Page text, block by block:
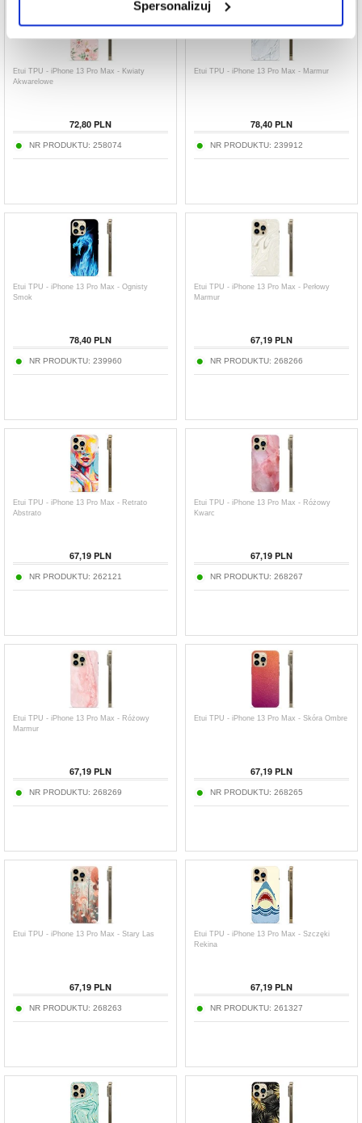
Spersonalizuj
Etui TPU - iPhone 13 Pro Max - Kwiaty
Akwarelowe
72,80 PLN
NR PRODUKTU: 258074
Etui TPU - iPhone 13 Pro Max - Marmur
78,40 PLN
NR PRODUKTU: 239912
Etui TPU - iPhone 13 Pro Max - Ognisty
Smok
78,40 PLN
NR PRODUKTU: 239960
Etui TPU - iPhone 13 Pro Max - Perłowy
Marmur
67,19 PLN
NR PRODUKTU: 268266
Etui TPU - iPhone 13 Pro Max - Retrato
Abstrato
67,19 PLN
NR PRODUKTU: 262121
Etui TPU - iPhone 13 Pro Max - Różowy
Kwarc
67,19 PLN
NR PRODUKTU: 268267
Etui TPU - iPhone 13 Pro Max - Różowy
Marmur
67,19 PLN
NR PRODUKTU: 268269
Etui TPU - iPhone 13 Pro Max - Skóra Ombre
67,19 PLN
NR PRODUKTU: 268265
Etui TPU - iPhone 13 Pro Max - Stary Las
67,19 PLN
NR PRODUKTU: 268263
Etui TPU - iPhone 13 Pro Max - Szczęki
Rekina
67,19 PLN
NR PRODUKTU: 261327